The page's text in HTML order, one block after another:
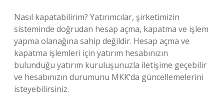
Nasıl kapatabilirim? Yatırımcılar, şirketimizin
sisteminde doğrudan hesap açma, kapatma ve işlem
yapma olanağına sahip değildir. Hesap açma ve
kapatma işlemleri için yatırım hesabınızın
bulunduğu yatırım kuruluşunuzla iletişime geçebilir
ve hesabınızın durumunu MKK’da güncellemelerini
isteyebilirsiniz.